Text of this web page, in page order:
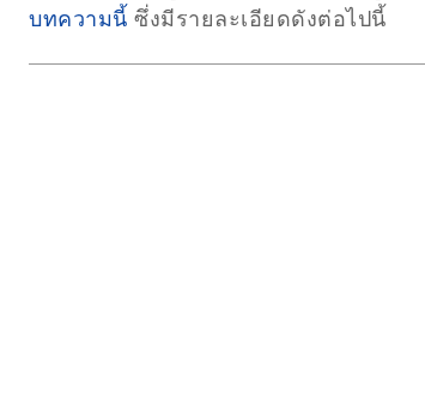
บทความนี้ ซึ่งมีรายละเอียดดังต่อไปนี้